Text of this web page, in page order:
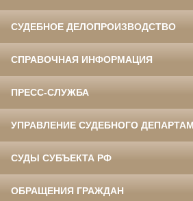
СУДЕБНОЕ ДЕЛОПРОИЗВОДСТВО
СПРАВОЧНАЯ ИНФОРМАЦИЯ
ПРЕСС-СЛУЖБА
УПРАВЛЕНИЕ СУДЕБНОГО
СУДЫ СУБЪЕКТА РФ
ОБРАЩЕНИЯ ГРАЖДАН